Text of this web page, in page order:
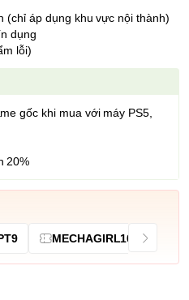
(chỉ áp dụng khu vực nội thành)
dụng
lỗi)
gốc khi mua với máy PS5,
20%
MECHAGIRL10